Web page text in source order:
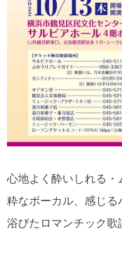
心地よく酔いしれる・
粋なボーカル、感じ
浴びたロマンチック歌